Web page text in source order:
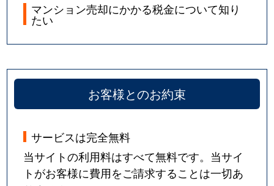
マンション売却にかかる税金について知り
たい
お客様とのお約束
サービスは完全無料
当サイトの利用料はすべて無料です。当サイ
トがお客様に費用をご請求することは一切あ